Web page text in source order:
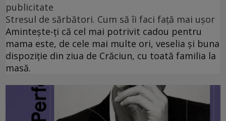
publicitate
Stresul de sărbători. Cum să îi faci față mai ușor
Amintește-ți că cel mai potrivit cadou pentru
mama este, de cele mai multe ori, veselia și buna
dispoziție din ziua de Crăciun, cu toată familia la
masă.